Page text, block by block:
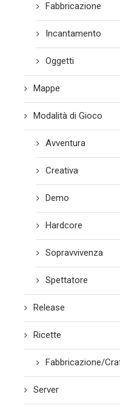
Fabbricazione
Incantamento
Oggetti
Mappe
Modalità di Gioco
Avventura
Creativa
Demo
Hardcore
Sopravvivenza
Spettatore
Release
Ricette
Fabbricazione/
Server